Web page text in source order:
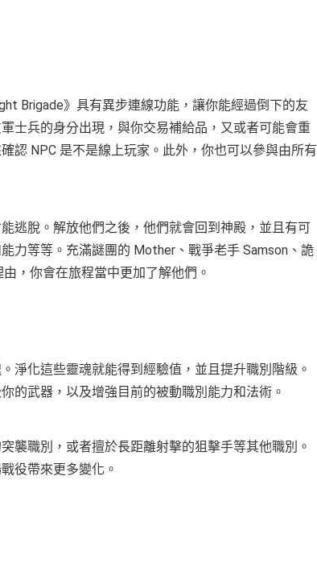
Brigade》具有異步連線功能，讓你能經過倒下的友
士兵的身分出現，與你交易補給品，又或者可能會重
認 NPC 是不是線上玩家。此外，你也可以參與由所有
逃脫。解放他們之後，他們就會回到神殿，並且有可
力等等。充滿謎團的 Mother、戰爭老手 Samson、詭
，你會在旅程當中更加了解他們。
淨化這些靈魂就能得到經驗值，並且提升職別階級。
的武器，以及增強目前的被動職別能力和法術。
襲職別，或者擅於長距離射擊的狙擊手等其他職別。
役帶來更多變化。